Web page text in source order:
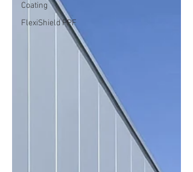
Coating
FlexiShield PPF